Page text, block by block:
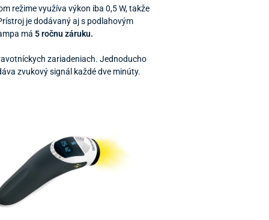
režime využíva výkon iba 0,5 W, takže
je dodávaný aj s podlahovým
má 5 ročnu záruku.
zariadeniach. Jednoducho
zvukový signál každé dve minúty.